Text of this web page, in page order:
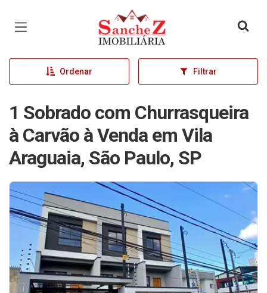
Página inicial
Ordenar Filtrar
1 Sobrado com Churrasqueira
à Carvão à Venda em Vila
Araguaia, São Paulo, SP